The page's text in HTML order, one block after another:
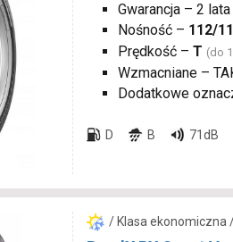
Gwarancja – 2 lata
Nośność – 112/
Prędkość – T (do
Wzmacniane –
Dodatkowe
D B 71dB
/ Klasa ekonomiczna